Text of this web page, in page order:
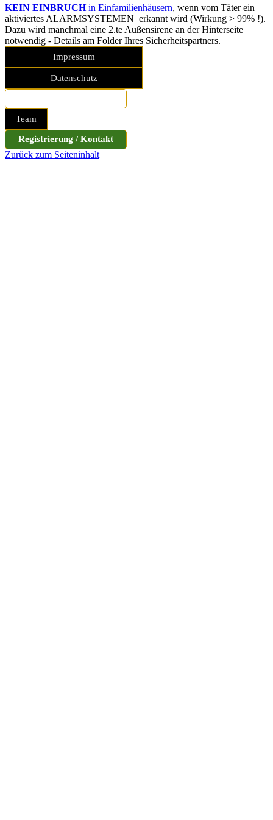
KEIN EINBRUCHin Einfamilienhäusern, wenn vom Täter ein
aktiviertes ALARMSYSTEMEN erkannt wird (Wirkung > 99% !).
Dazu wird manchmal eine 2.te Außensirene an der Hinterseite
notwendig - Details am Folder Ihres Sicherheitspartners.
Impressum
Datenschutz
Team
Registrierung / Kontakt
Zurück zum Seiteninhalt